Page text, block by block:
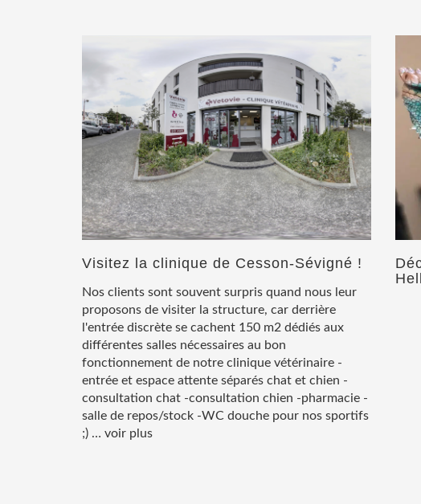
Visitez la clinique de Cesson-Sévigné !
Nos clients sont souvent surpris quand nous leur
proposons de visiter la structure, car derrière
l'entrée discrète se cachent 150 m2 dédiés aux
différentes salles nécessaires au bon
fonctionnement de notre clinique vétérinaire -
entrée et espace attente séparés chat et chien -
consultation chat -consultation chien -pharmacie -
salle de repos/stock -WC douche pour nos sportifs
;) … voir plus